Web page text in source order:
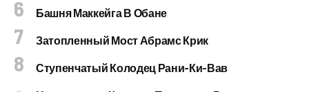
Башня Маккейга В Обане
Затопленный Мост Абрамс Крик
Ступенчатый Колодец Рани-Ки-Вав